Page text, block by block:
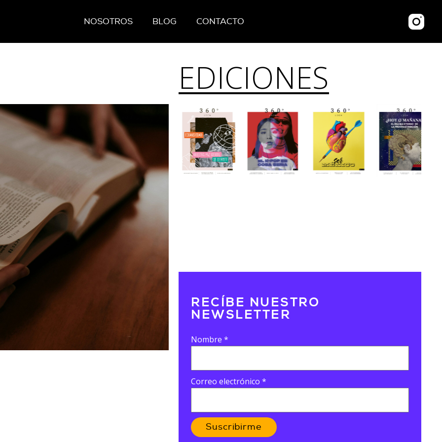
NOSOTROS BLOG CONTACTO
EDICIONES
RECÍBE NUESTRO
NEWSLETTER
Nombre *
Correo electrónico *
Suscribirme